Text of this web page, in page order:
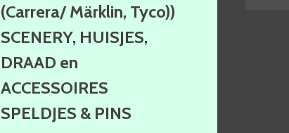
(Carrera/ Märklin, Tyco))
SCENERY, HUISJES,
DRAAD en
ACCESSOIRES
SPELDJES & PINS